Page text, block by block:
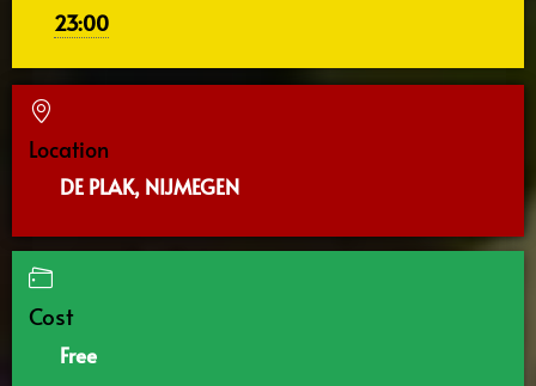
23:00
Location
DE PLAK, NIJMEGEN
Cost
Free